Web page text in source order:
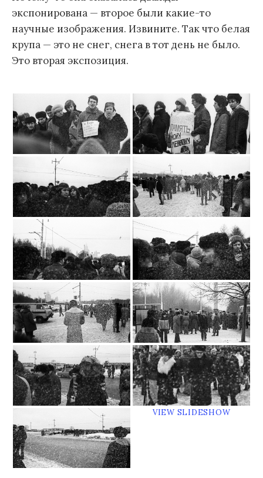
экспонирована — второе были какие-то
научные изображения. Извините. Так что белая
крупа — это не снег, снега в тот день не было.
Это вторая экспозиция.
VIEW SLIDESHOW